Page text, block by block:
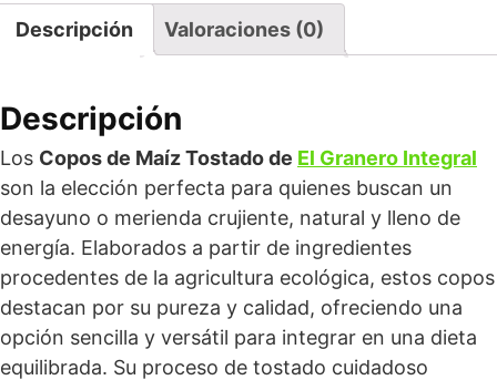
Descripción Valoraciones (0)
Descripción
Los Copos de Maíz Tostado de El Granero Integral
son la elección perfecta para quienes buscan un
desayuno o merienda crujiente, natural y lleno de
energía. Elaborados a partir de ingredientes
procedentes de la agricultura ecológica, estos copos
destacan por su pureza y calidad, ofreciendo una
opción sencilla y versátil para integrar en una dieta
equilibrada. Su proceso de tostado cuidadoso